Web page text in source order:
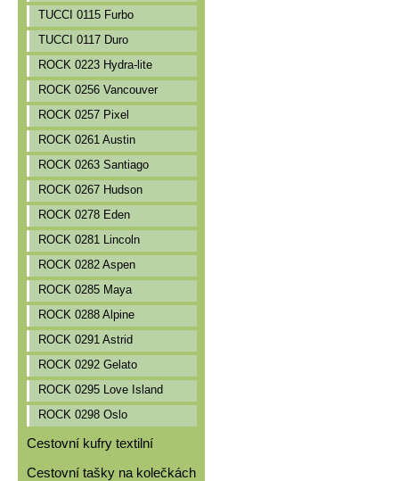
TUCCI 0115 Furbo
TUCCI 0117 Duro
ROCK 0223 Hydra-lite
ROCK 0256 Vancouver
ROCK 0257 Pixel
ROCK 0261 Austin
ROCK 0263 Santiago
ROCK 0267 Hudson
ROCK 0278 Eden
ROCK 0281 Lincoln
ROCK 0282 Aspen
ROCK 0285 Maya
ROCK 0288 Alpine
ROCK 0291 Astrid
ROCK 0292 Gelato
ROCK 0295 Love Island
ROCK 0298 Oslo
Cestovní kufry textilní
Cestovní tašky na kolečkách